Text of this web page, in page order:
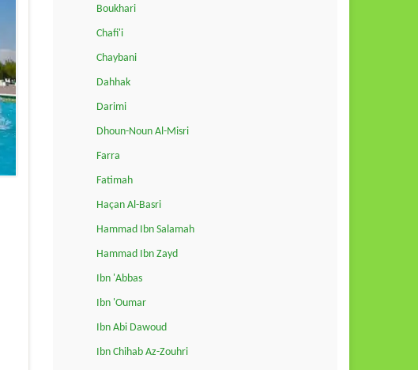
Boukhari
Chafi'i
Chaybani
Dahhak
Darimi
Dhoun-Noun Al-Misri
Farra
Fatimah
Haçan Al-Basri
Hammad Ibn Salamah
Hammad Ibn Zayd
Ibn 'Abbas
Ibn 'Oumar
Ibn Abi Dawoud
Ibn Chihab Az-Zouhri